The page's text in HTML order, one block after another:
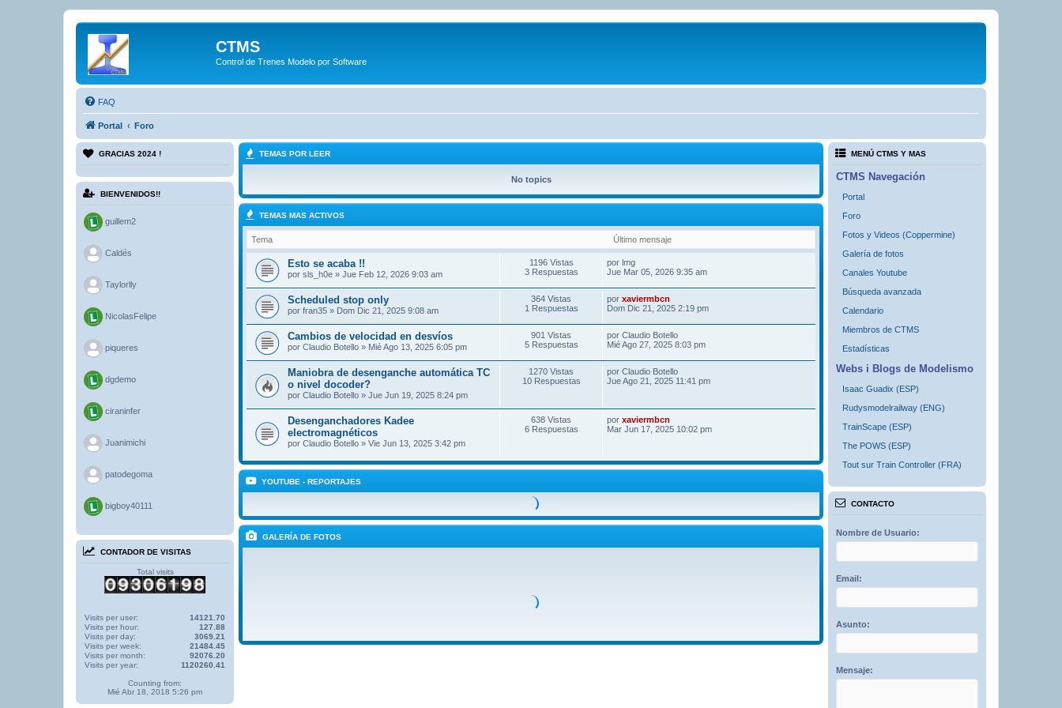
CTMS
Control de Trenes Modelo por Software
FAQ
Portal Foro
GRACIAS 2024 !
BIENVENIDOS!!
guillem2
> Caldés
> Taylorlly
NicolasFelipe
> piqueres
dgdemo
ciraninfer
> Juanimichi
> patodegoma
bigboy40111
CONTADOR DE VISITAS
Total visits
Visits per user:
14121.70
Visits per hour:
127.88
Visits per day:
3069.21
Visits per week:
21484.45
Visits per month:
92076.20
Visits per year:
1120260.41
Counting from:
Mié Abr 18, 2018 5:26 pm
TEMAS POR LEER
No topics
TEMAS MAS ACTIVOS
Último mensaje
Tema
Esto se acaba !!
por sls_h0e » Jue Feb 12, 2026 9:03 am
1196 Vistas
3 Respuestas
por lmg
Jue Mar 05, 2026 9:35 am
Scheduled stop only
por fran35 » Dom Dic 21, 2025 9:08 am
364 Vistas
1 Respuestas
por xaviermbcn
Dom Dic 21, 2025 2:19 pm
Cambios de velocidad en desvíos
por Claudio Botello » Mié Ago 13, 2025 6:05 pm
901 Vistas
5 Respuestas
por Claudio Botello
Mié Ago 27, 2025 8:03 pm
Maniobra de desenganche automática TC
o nivel docoder?
por Claudio Botello » Jue Jun 19, 2025 8:24 pm
1270 Vistas
10 Respuestas
por Claudio Botello
Jue Ago 21, 2025 11:41 pm
Desenganchadores Kadee
electromagnéticos
por Claudio Botello » Vie Jun 13, 2025 3:42 pm
638 Vistas
6 Respuestas
por xaviermbcn
Mar Jun 17, 2025 10:02 pm
YOUTUBE - REPORTAJES
GALERÍA DE FOTOS
MENÚ CTMS Y MAS
CTMS Navegación
Portal
Foro
Fotos y Videos (Coppermine)
Galería de fotos
Canales Youtube
Búsqueda avanzada
Calendario
Miembros de CTMS
Estadísticas
Webs i Blogs de Modelismo
Isaac Guadix (ESP)
Rudysmodelrailway (ENG)
TrainScape (ESP)
The POWS (ESP)
Tout sur Train Controller (FRA)
CONTACTO
Nombre de Usuario:
Email:
Asunto:
Mensaje: